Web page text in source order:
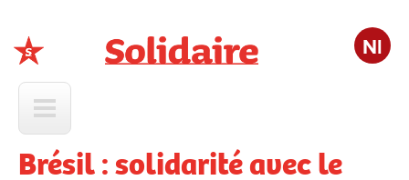
Nl
Brésil : solidarité avec le